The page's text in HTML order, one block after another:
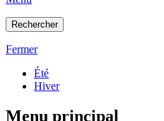
Rechercher
Fermer
Été
Hiver
Menu principal